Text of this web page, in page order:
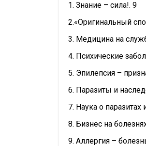
1. Знание – сила!. 9
2.«Оригинальный
3. Медицина на
4. Психические
5. Эпилепсия –
6. Паразиты и
7. Наука о паразитах
8. Бизнес на
9. Аллергия –